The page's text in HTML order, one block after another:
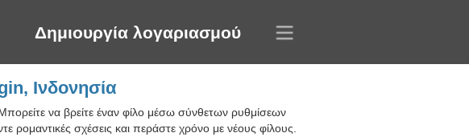
Δημιουργία λογαριασμού
Ινδονησία
να βρείτε έναν φίλο μέσω σύνθετων ρυθμίσεων
ρομαντικές σχέσεις και περάστε χρόνο με νέους φίλους.